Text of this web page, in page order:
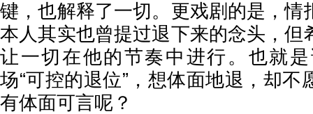
键，也解释了一切。更戏剧的是，情
本人其实也曾提过退下来的念头，但
让一切在他的节奏中进行。也就
场“可控的退位”，想体面地退，却不
有体面可言呢？